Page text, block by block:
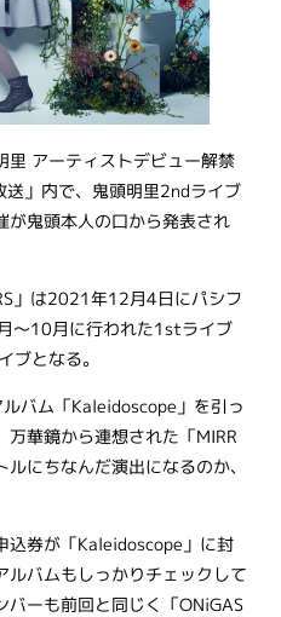
アーティストデビュー解禁
送」内で、鬼頭明里2ndライブ
が鬼頭本人の口から発表され
」は2021年12月4日にパシフ
～10月に行われた1stライブ
ブとなる。
バム「Kaleidoscope」を引っ
華鏡から連想された「MIRR
にちなんだ演出になるのか、
込券が「Kaleidoscope」に封
ルバムもしっかりチェックして
バーも前回と同じく「ONiGAS